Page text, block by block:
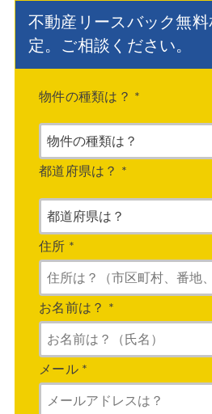
不動産リースバック無
定。ご相談ください。
物件の種類は？ *
都道府県は？ *
住所 *
お名前は？ *
メール *